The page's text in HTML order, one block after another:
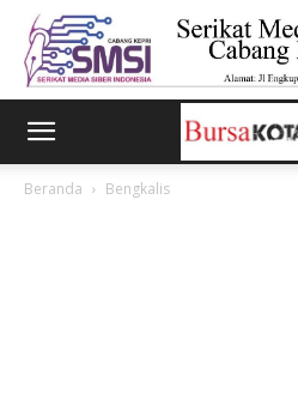
Beranda Bengkalis